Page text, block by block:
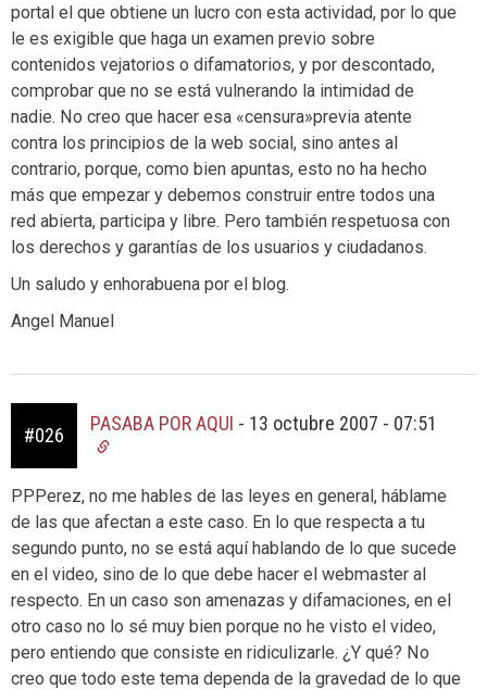
portal el que obtiene un lucro con esta actividad, por lo que
le es exigible que haga un examen previo sobre
contenidos vejatorios o difamatorios, y por descontado,
comprobar que no se está vulnerando la intimidad de
nadie. No creo que hacer esa «censura»previa atente
contra los principios de la web social, sino antes al
contrario, porque, como bien apuntas, esto no ha hecho
más que empezar y debemos construir entre todos una
red abierta, participa y libre. Pero también respetuosa con
los derechos y garantías de los usuarios y ciudadanos.
Un saludo y enhorabuena por el blog.
Angel Manuel
#026
PASABA POR AQUI - 13 octubre 2007 - 07:51
PPPerez, no me hables de las leyes en general, háblame
de las que afectan a este caso. En lo que respecta a tu
segundo punto, no se está aquí hablando de lo que sucede
en el video, sino de lo que debe hacer el webmaster al
respecto. En un caso son amenazas y difamaciones, en el
otro caso no lo sé muy bien porque no he visto el video,
pero entiendo que consiste en ridiculizarle. ¿Y qué? No
creo que todo este tema dependa de la gravedad de lo que